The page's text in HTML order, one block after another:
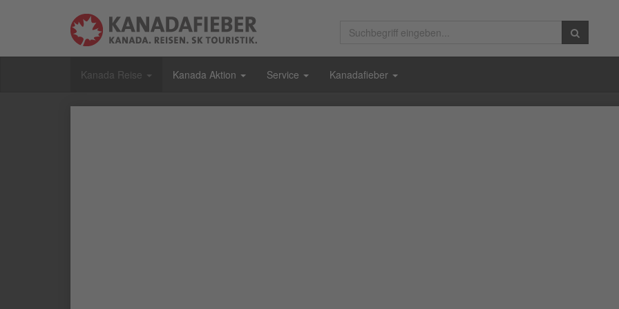
Kanada Reise Kanada Aktion Service Kanadafieber